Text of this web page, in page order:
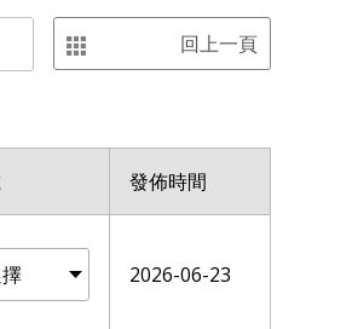
回上一頁
發佈時間
2026-06-23